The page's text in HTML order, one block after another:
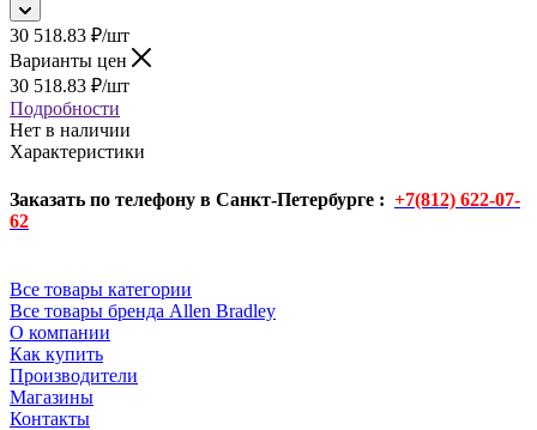
30 518.83 ₽/шт
Варианты цен
30 518.83 ₽/шт
Подробности
Нет в наличии
Характеристики
Заказать по телефону в Санкт-Петербурге : +7(812) 622-07-
62
Все товары категории
Все товары бренда Allen Bradley
О компании
Как купить
Производители
Магазины
Контакты